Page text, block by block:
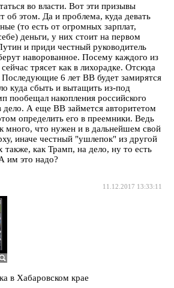
во власти. Вот эти призывы
об этом. Да и проблема, куда девать
(то есть от огромных зарплат,
деньги, у них стоит на первом
и приди честный руководитель
наворованное. Посему каждого из
трясет как в лихорадке. Отсюда
Последующие 6 лет ВВ будет замирятся
куда сбыть и вытащить из-под
пообещал накопления российского
дело. А еще ВВ займется авторитетом
определить его в преемники. Ведь
много, что нужен и в дальнейшем свой
иначе честный "ушлепок" из другой
также, как Трамп, на дело, ну то есть
им это надо?
11.12.2017 13:33:11
в Хабаровском крае